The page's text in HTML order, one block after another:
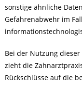
sonstige ähnliche
Gefahrenabwehr im
Bei der Nutzung
zieht die
Rückschlüsse auf die